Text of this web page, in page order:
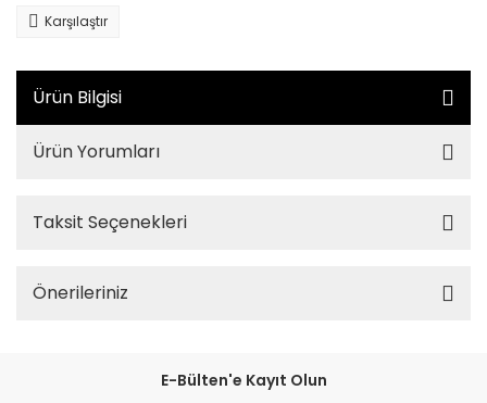
Karşılaştır
Ürün Bilgisi
Ürün Yorumları
Taksit Seçenekleri
Önerileriniz
E-Bülten'e Kayıt Olun